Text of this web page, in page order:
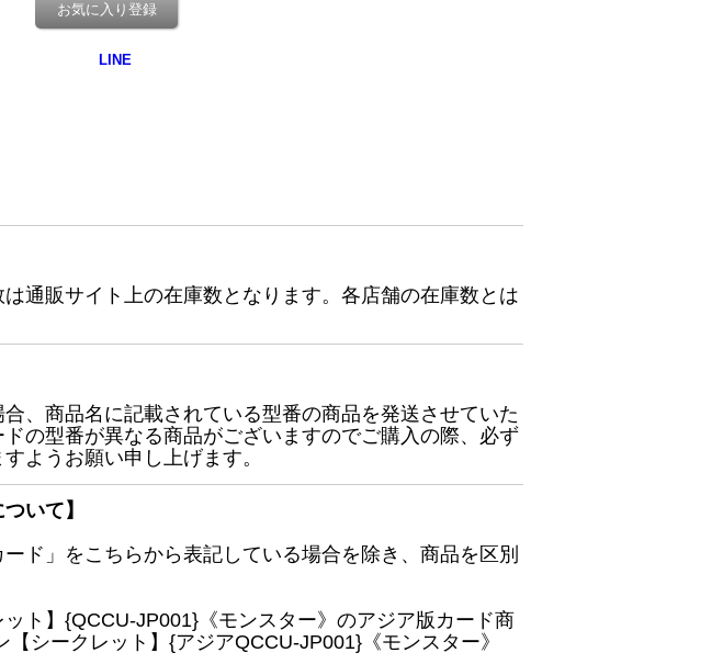
お気に入り登録
通販サイト上の在庫数となります。各店舗の在庫数とは
、商品名に記載されている型番の商品を発送させていた
の型番が異なる商品がございますのでご購入の際、必ず
ようお願い申し上げます。
いて】
ド」をこちらから表記している場合を除き、商品を区別
ト】{QCCU-JP001}《モンスター》のアジア版カード商
シークレット】{アジアQCCU-JP001}《モンスター》